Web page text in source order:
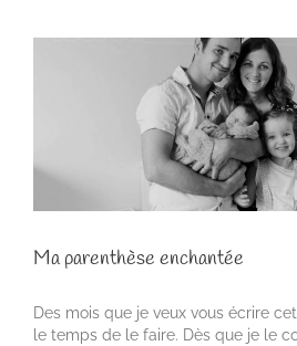
Ma parenthèse enchantée
Des mois que je veux vous écrire
le temps de le faire. Dès que je le